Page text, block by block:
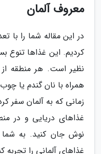
معروف آلمان
در این مقاله شما را با
کردیم. این غذاها تنوع
نظیر است. هر منطقه
همراه با نان گندم یا
زمانی که به آلمان سفر
غذاهای دریایی و در
نوش جان کنید. به
غذاهای آلمانی را تجربه